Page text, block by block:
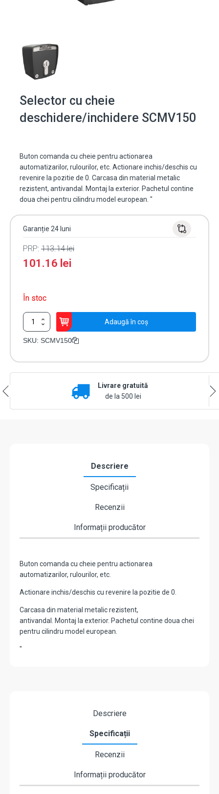
Selector cu cheie
deschidere/inchidere SCMV150
Buton comanda cu cheie pentru actionarea
automatizarilor, rulourilor, etc. Actionare inchis/deschis cu
revenire la pozitie de 0. Carcasa din material metalic
rezistent, antivandal. Montaj la exterior. Pachetul contine
doua chei pentru cilindru model european. "
Garanție 24 luni
PRP: 113.14lei
101.16 lei
În stoc
Cantitate
Selector
cu
Adaugă în coș
SKU: SCMV150
Livrare gratuită
de la 500 lei
Descriere
Specificații
Recenzii
Informații producător
Buton comanda cu cheie pentru actionarea
automatizarilor, rulourilor, etc.
Actionare inchis/deschis cu revenire la pozitie de 0.
Carcasa din material metalic rezistent,
antivandal. Montaj la exterior. Pachetul contine doua chei
pentru cilindru model european.
"
Descriere
Specificații
Recenzii
Informații producător